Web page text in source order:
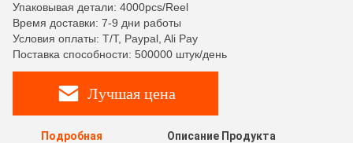
Упаковывая детали: 4000pcs/Reel
Время доставки: 7-9 дни работы
Условия оплаты: T/T, Paypal, Ali Pay
Поставка способности: 500000 штук/день
Лучшая цена
Подробная
Описание Продукта